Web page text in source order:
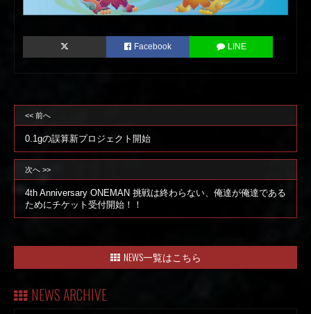
Facebook LINE
<< 前へ
0.1gの誤算新プロジェクト開始
次へ >>
4th Anniversary ONEMAN 挑戦は終わらない、俺達が俺達である
ためにチケット受付開始！！
NEWS一覧はこちら
NEWS ARCHIVE